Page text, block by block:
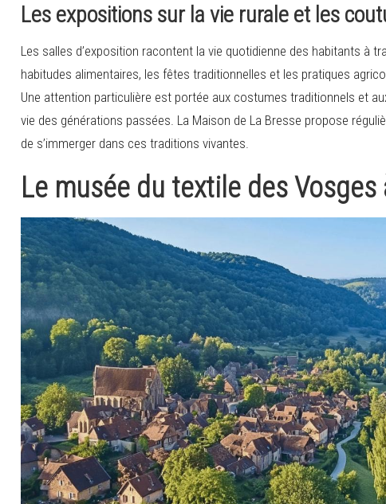
Les expositions sur la vie rurale et les
Les salles d’exposition racontent la vie quotidienne des habitants à
habitudes alimentaires, les fêtes traditionnelles et les pratiques
Une attention particulière est portée aux costumes traditionnels et
vie des générations passées. La Maison de La Bresse propose
de s’immerger dans ces traditions vivantes.
Le musée du textile des Vosges